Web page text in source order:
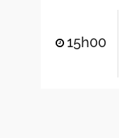
15h00